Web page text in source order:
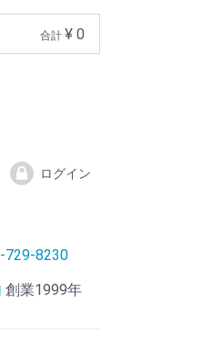
合計 ¥ 0
ログイン
729-8230
創業1999年